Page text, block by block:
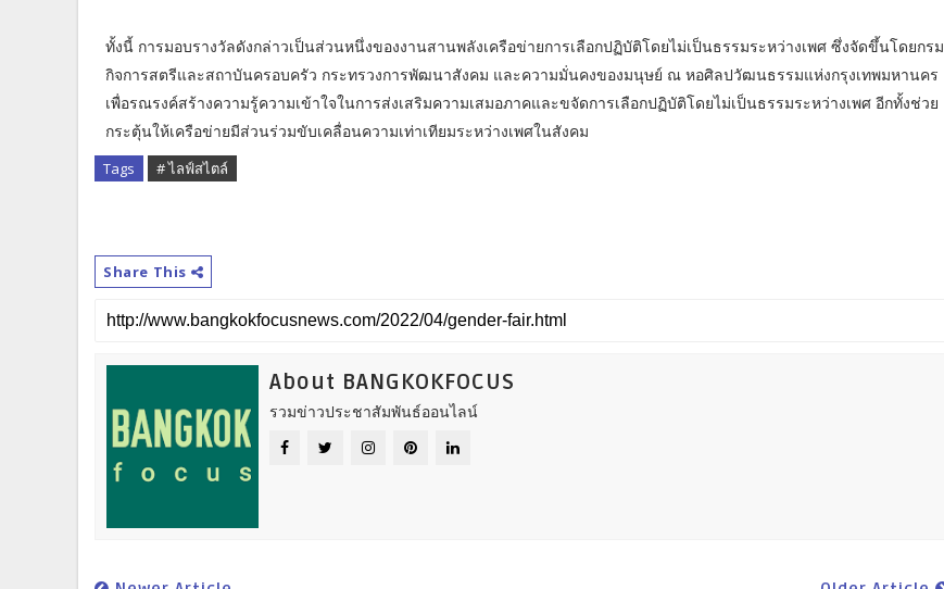
ทั้งนี้ การมอบรางวัลดังกล่าวเป็นส่วนหนึ่งของงานสานพลังเครือข่ายการเลือกปฏิบัติโดยไม่เป็นธรรมระหว่างเพศ ซึ่งจัดขึ้นโดยกรม
กิจการสตรีและสถาบันครอบครัว กระทรวงการพัฒนาสังคม และความมั่นคงของมนุษย์ ณ หอศิลปวัฒนธรรมแห่งกรุงเทพมหานคร
เพื่อรณรงค์สร้างความรู้ความเข้าใจในการส่งเสริมความเสมอภาคและขจัดการเลือกปฏิบัติโดยไม่เป็นธรรมระหว่างเพศ อีกทั้งช่วย
กระตุ้นให้เครือข่ายมีส่วนร่วมขับเคลื่อนความเท่าเทียมระหว่างเพศในสังคม
Tags # ไลฟ์สไตล์
Share This
About BANGKOKFOCUS
รวมข่าวประชาสัมพันธ์ออนไลน์